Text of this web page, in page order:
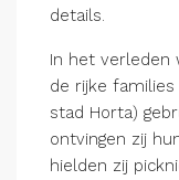
details.
In het verleden
de rijke families
stad Horta)
ontvingen zij
hielden zij